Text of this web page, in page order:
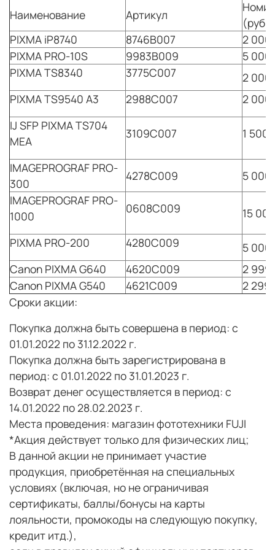
Наименование Артикул
(руб.)
PIXMA iP8740
8746B007
2
PIXMA PRO-10S
9983B009
5
PIXMA TS8340
3775C007
2
PIXMA TS9540 A3
2988C007
2
IJ SFP PIXMA TS704
MEA
3109C007 1
IMAGEPROGRAF PRO-
300
4278C009
5
IMAGEPROGRAF PRO-
1000
0608C009
15
PIXMA PRO-200
4280C009
5
Canon PIXMA G640
4620C009
2
Canon PIXMA G540
4621C009
2
Сроки акции:
Покупка должна быть совершена в период: с
01.01.2022 по 31.12.2022 г.
Покупка должна быть зарегистрирована в
период: с 01.01.2022 по 31.01.2023 г.
Возврат денег осуществляется в период: с
14.01.2022 по 28.02.2023 г.
Места проведения: магазин фототехники FUJI
*Акция действует только для физических лиц;
В данной акции не принимает участие
продукция, приобретённая на специальных
условиях (включая, но не ограничивая
сертификаты, баллы/бонусы на карты
лояльности, промокоды на следующую покупку,
кредит итд.),